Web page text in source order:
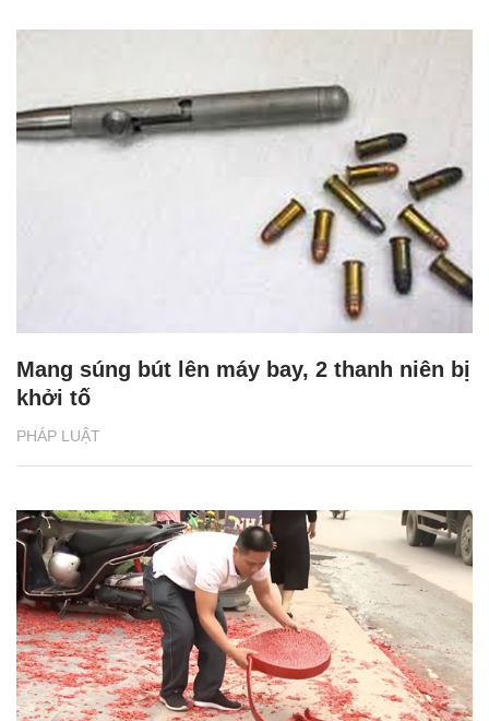
PHÁP LUẬT
Mang súng bút lên máy bay, 2 thanh niên bị
khởi tố